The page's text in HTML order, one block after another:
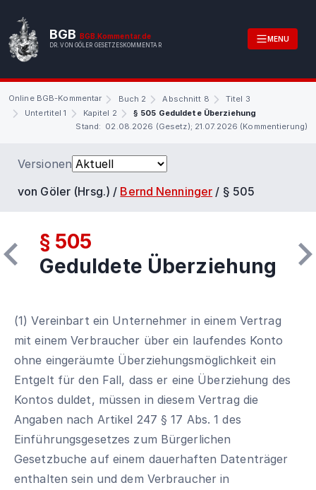
BGB BGB.Kommentar.de
DR. VON GÖLER GESETZESKOMMENTAR
MENU
Online BGB-Kommentar Buch 2 Abschnitt 8
Titel 3
Untertitel 1
Kapitel 2
§ 505 Geduldete Überziehung
Stand: 02.08.2026 (Gesetz); 21.07.2026 (Kommentierung)
Versionen
von Göler (Hrsg.) / Bernd Nenninger / § 505
§ 505
Geduldete Überziehung
(1) Vereinbart ein Unternehmer in einem Vertrag
mit einem Verbraucher über ein laufendes Konto
ohne eingeräumte Überziehungsmöglichkeit ein
Entgelt für den Fall, dass er eine Überziehung des
Kontos duldet, müssen in diesem Vertrag die
Angaben nach Artikel 247 § 17 Abs. 1 des
Einführungsgesetzes zum Bürgerlichen
Gesetzbuche auf einem dauerhaften Datenträger
enthalten sein und dem Verbraucher in